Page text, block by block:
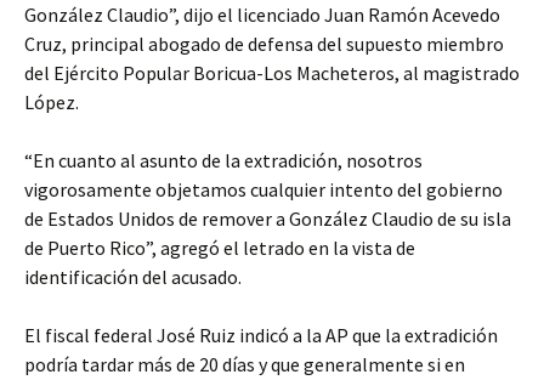
González Claudio”, dijo el licenciado Juan Ramón Acevedo
Cruz, principal abogado de defensa del supuesto miembro
del Ejército Popular Boricua-Los Macheteros, al magistrado
López.
“En cuanto al asunto de la extradición, nosotros
vigorosamente objetamos cualquier intento del gobierno
de Estados Unidos de remover a González Claudio de su isla
de Puerto Rico”, agregó el letrado en la vista de
identificación del acusado.
El fiscal federal José Ruiz indicó a la AP que la extradición
podría tardar más de 20 días y que generalmente si en